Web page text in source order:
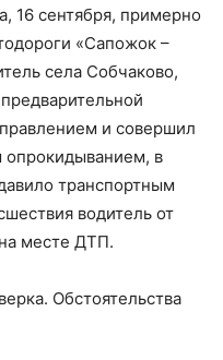
16 сентября, примерно
«Сапожок –
села Собчаково,
и совершил
в
транспортным
водитель от
месте ДТП.
Обстоятельства